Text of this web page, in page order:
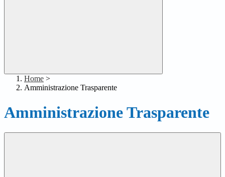
Home >
Amministrazione Trasparente
Amministrazione Trasparente